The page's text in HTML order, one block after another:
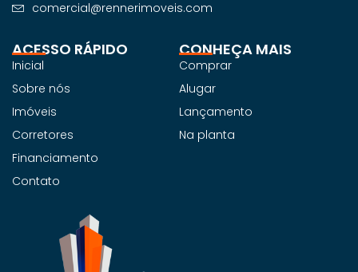
ACESSO RÁPIDO
Inicial
Sobre nós
Imóveis
Corretores
Financiamento
Contato
CONHEÇA MAIS
Comprar
Alugar
Lançamento
Na planta
comercial@rennerimoveis.com